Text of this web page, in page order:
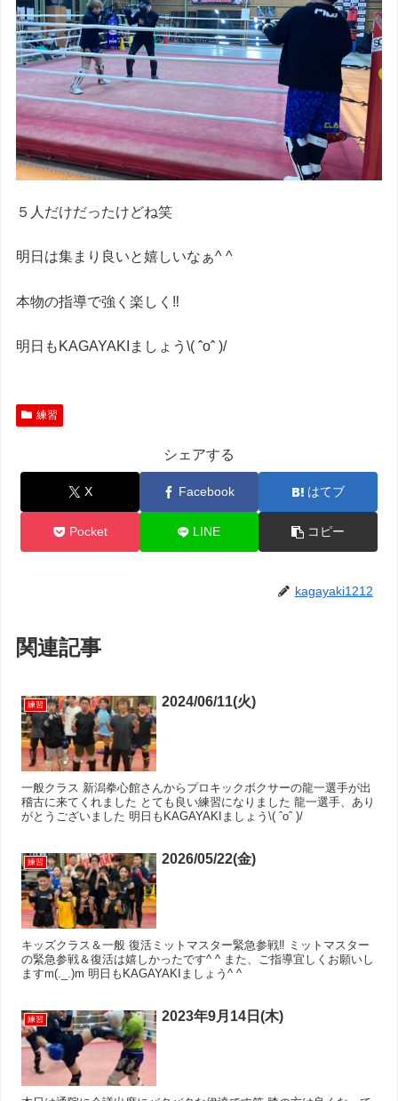
５人だけだったけどね笑
明日は集まり良いと嬉しいなぁ^ ^
本物の指導で強く楽しく‼︎
明日もKAGAYAKIましょう\( ˆoˆ )/
練習
シェアする
X Facebook はてブ
Pocket LINE コピー
kagayaki1212
関連記事
練習 2024/06/11(火)
一般クラス 新潟拳心館さんからプロキックボクサーの龍一選手が出
稽古に来てくれました とても良い練習になりました 龍一選手、あり
がとうございました 明日もKAGAYAKIましょう\( ˆoˆ )/
練習 2026/05/22(金)
キッズクラス＆一般 復活ミットマスター緊急参戦‼︎ ミットマスター
の緊急参戦＆復活は嬉しかったです^ ^ また、ご指導宜しくお願いし
ますm(._.)m 明日もKAGAYAKIましょう^ ^
練習 2023年9月14日(木)